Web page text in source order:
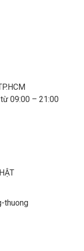
09:00 – 21:00